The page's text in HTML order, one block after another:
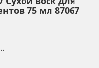
75 мл 87067